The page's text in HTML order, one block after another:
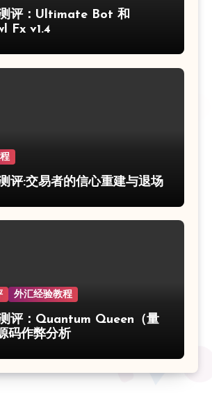
评：Ultimate Bot 和
Fx v1.4
评:交易者的信心重建与退场
外汇经验教程
评：Quantum Queen（量
码作弊分析